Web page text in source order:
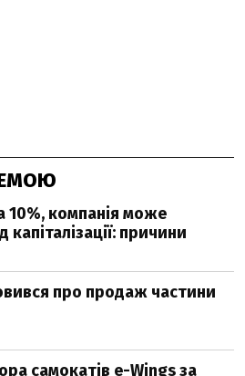
10%, компанія може
причини
про продаж частини
самокатів e-Wings за